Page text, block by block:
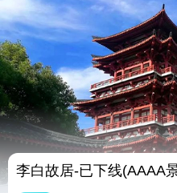
李白故居-已下线(AAAA
